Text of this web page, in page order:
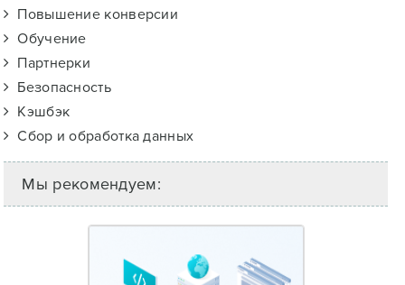
Повышение конверсии
Обучение
Партнерки
Безопасность
Кэшбэк
Сбор и обработка данных
Мы рекомендуем: